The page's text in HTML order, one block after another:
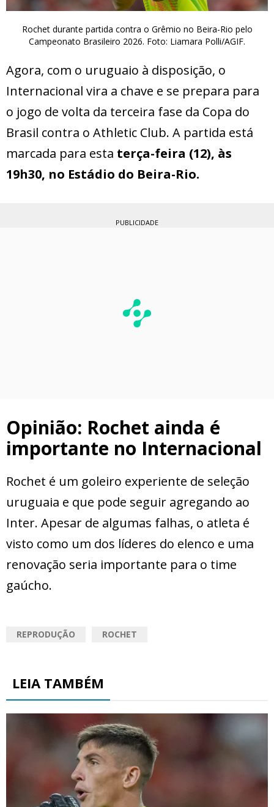
Rochet durante partida contra o Grêmio no Beira-Rio pelo
Campeonato Brasileiro 2026. Foto: Liamara Polli/AGIF.
Agora, com o uruguaio à disposição, o
Internacional vira a chave e se prepara para
o jogo de volta da terceira fase da Copa do
Brasil contra o Athletic Club. A partida está
marcada para esta terça-feira (12), às
19h30, no Estádio do Beira-Rio.
PUBLICIDADE
Opinião: Rochet ainda é
importante no Internacional
Rochet é um goleiro experiente de seleção
uruguaia e que pode seguir agregando ao
Inter. Apesar de algumas falhas, o atleta é
visto como um dos líderes do elenco e uma
renovação seria importante para o time
gaúcho.
REPRODUÇÃO ROCHET
LEIA TAMBÉM